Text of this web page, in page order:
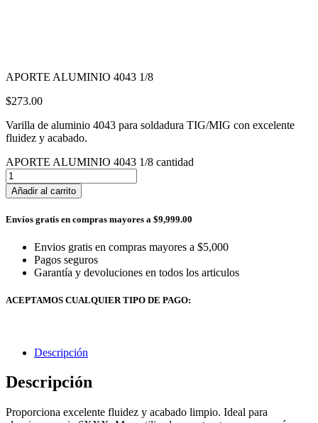
APORTE ALUMINIO 4043 1/8
$273.00
Varilla de aluminio 4043 para soldadura TIG/MIG con excelente
fluidez y acabado.
APORTE ALUMINIO 4043 1/8 cantidad
Añadir al carrito
Envíos gratis en compras mayores a $9,999.00
Envios gratis en compras mayores a $5,000
Pagos seguros
Garantía y devoluciones en todos los articulos
ACEPTAMOS CUALQUIER TIPO DE PAGO:
Descripción
Descripción
Proporciona excelente fluidez y acabado limpio. Ideal para